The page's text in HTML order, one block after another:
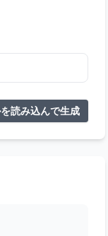
読み込んで生成